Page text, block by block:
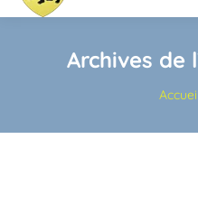
Archives de
Vous
Accueil